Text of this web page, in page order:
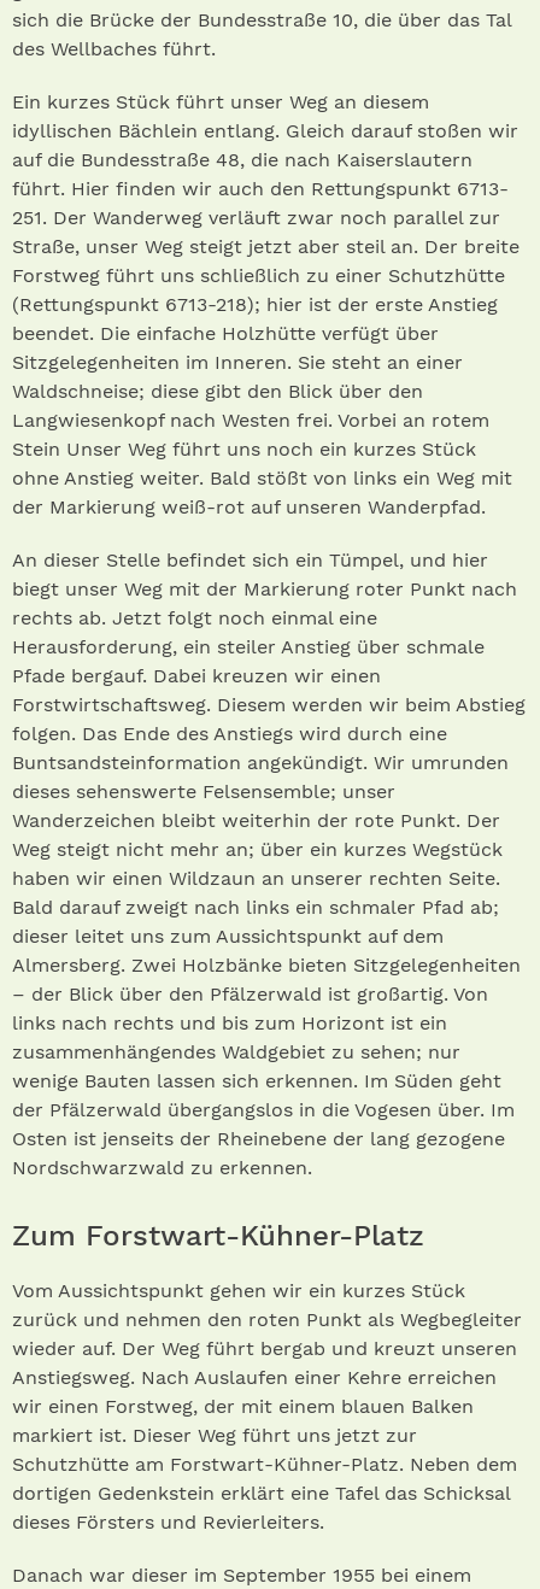
sich die Brücke der Bundesstraße 10, die über das Tal
des Wellbaches führt.
Ein kurzes Stück führt unser Weg an diesem
idyllischen Bächlein entlang. Gleich darauf stoßen wir
auf die Bundesstraße 48, die nach Kaiserslautern
führt. Hier finden wir auch den Rettungspunkt 6713-
251. Der Wanderweg verläuft zwar noch parallel zur
Straße, unser Weg steigt jetzt aber steil an. Der breite
Forstweg führt uns schließlich zu einer Schutzhütte
(Rettungspunkt 6713-218); hier ist der erste Anstieg
beendet. Die einfache Holzhütte verfügt über
Sitzgelegenheiten im Inneren. Sie steht an einer
Waldschneise; diese gibt den Blick über den
Langwiesenkopf nach Westen frei. Vorbei an rotem
Stein Unser Weg führt uns noch ein kurzes Stück
ohne Anstieg weiter. Bald stößt von links ein Weg mit
der Markierung weiß-rot auf unseren Wanderpfad.
An dieser Stelle befindet sich ein Tümpel, und hier
biegt unser Weg mit der Markierung roter Punkt nach
rechts ab. Jetzt folgt noch einmal eine
Herausforderung, ein steiler Anstieg über schmale
Pfade bergauf. Dabei kreuzen wir einen
Forstwirtschaftsweg. Diesem werden wir beim Abstieg
folgen. Das Ende des Anstiegs wird durch eine
Buntsandsteinformation angekündigt. Wir umrunden
dieses sehenswerte Felsensemble; unser
Wanderzeichen bleibt weiterhin der rote Punkt. Der
Weg steigt nicht mehr an; über ein kurzes Wegstück
haben wir einen Wildzaun an unserer rechten Seite.
Bald darauf zweigt nach links ein schmaler Pfad ab;
dieser leitet uns zum Aussichtspunkt auf dem
Almersberg. Zwei Holzbänke bieten Sitzgelegenheiten
– der Blick über den Pfälzerwald ist großartig. Von
links nach rechts und bis zum Horizont ist ein
zusammenhängendes Waldgebiet zu sehen; nur
wenige Bauten lassen sich erkennen. Im Süden geht
der Pfälzerwald übergangslos in die Vogesen über. Im
Osten ist jenseits der Rheinebene der lang gezogene
Nordschwarzwald zu erkennen.
Zum Forstwart-Kühner-Platz
Vom Aussichtspunkt gehen wir ein kurzes Stück
zurück und nehmen den roten Punkt als Wegbegleiter
wieder auf. Der Weg führt bergab und kreuzt unseren
Anstiegsweg. Nach Auslaufen einer Kehre erreichen
wir einen Forstweg, der mit einem blauen Balken
markiert ist. Dieser Weg führt uns jetzt zur
Schutzhütte am Forstwart-Kühner-Platz. Neben dem
dortigen Gedenkstein erklärt eine Tafel das Schicksal
dieses Försters und Revierleiters.
Danach war dieser im September 1955 bei einem